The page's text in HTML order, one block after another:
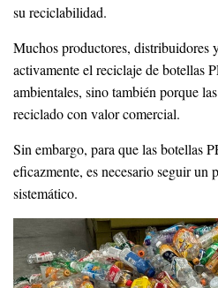
su reciclabilidad.
Muchos productores, distribuidores
activamente el reciclaje de botellas
ambientales, sino también porque
reciclado con valor comercial.
Sin embargo, para que las botellas
eficazmente, es necesario seguir un
sistemático.